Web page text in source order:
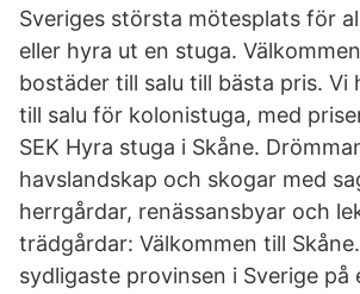
Sveriges största mötesplats för
eller hyra ut en stuga.
bostäder till salu till bästa pris. Vi
till salu för kolonistuga, med
SEK Hyra stuga i Skåne.
havslandskap och skogar med
herrgårdar, renässansbyar och
trädgårdar: Välkommen till
sydligaste provinsen i Sverige på